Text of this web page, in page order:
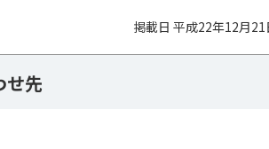
掲載日 平成22年12月21
せ先